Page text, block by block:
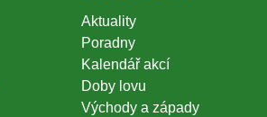
Aktuality
Poradny
Kalendář akcí
Doby lovu
Východy a západy